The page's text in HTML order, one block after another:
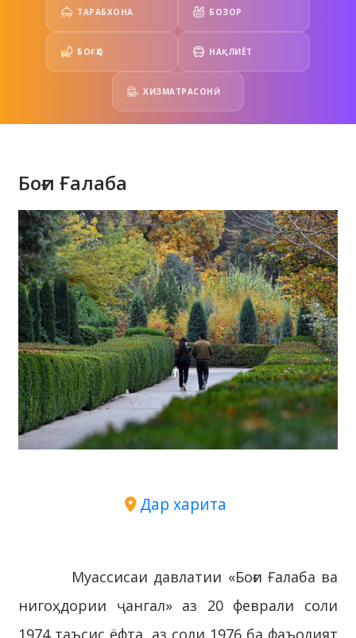
ТАРАБХОНА БОЗОР
БОҒҲО НАҚЛИЁТ
ХИЗМАТРАСОНӢ
Боғи Ғалаба
Дар харита
Муассисаи давлатии «Боғи Ғалаба ва
нигоҳдории ҷангал» аз 20 феврали соли